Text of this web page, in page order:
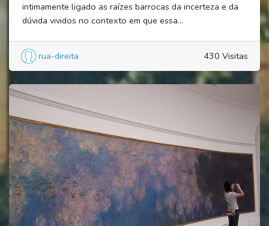
intimamente ligado as raízes barrocas da incerteza e da
dúvida vividos no contexto em que essa...
rua-direita 430 Visitas